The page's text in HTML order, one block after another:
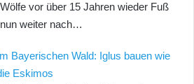
vor über 15 Jahren wieder Fuß
weiter nach…
Bayerischen Wald: Iglus bauen wie
Eskimos